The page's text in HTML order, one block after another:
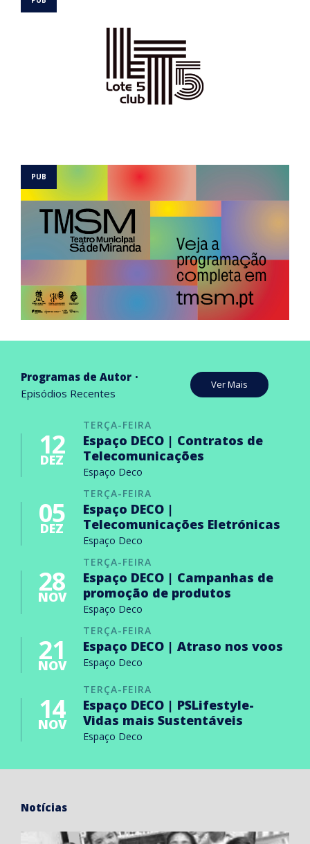
Programas de Autor
Episódios Recentes
Ver Mais
TERÇA-FEIRA
12
DEZ
Espaço DECO | Contratos de
Telecomunicações
Espaço Deco
TERÇA-FEIRA
05
DEZ
Espaço DECO |
Telecomunicações Eletrónicas
Espaço Deco
TERÇA-FEIRA
28
NOV
Espaço DECO | Campanhas de
promoção de produtos
Espaço Deco
TERÇA-FEIRA
21
NOV
Espaço DECO | Atraso nos voos
Espaço Deco
TERÇA-FEIRA
14
NOV
Espaço DECO | PSLifestyle-
Vidas mais Sustentáveis
Espaço Deco
Notícias